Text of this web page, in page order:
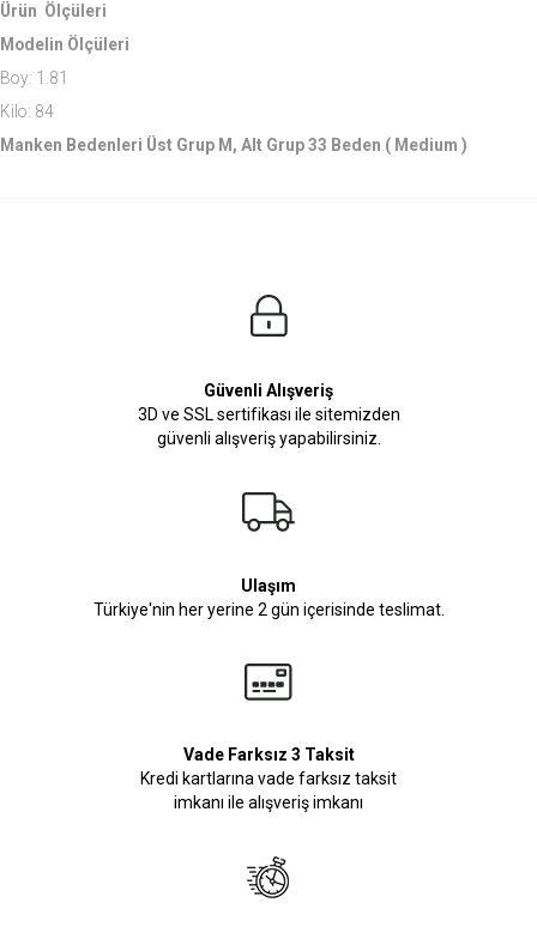
Ürün Ölçüleri
Modelin Ölçüleri
Boy: 1.81
Kilo: 84
Manken Bedenleri Üst Grup M, Alt Grup 33 Beden ( Medium )
Güvenli Alışveriş
3D ve SSL sertifikası ile sitemizden
güvenli alışveriş yapabilirsiniz.
Ulaşım
Türkiye'nin her yerine 2 gün içerisinde teslimat.
Vade Farksız 3 Taksit
Kredi kartlarına vade farksız taksit
imkanı ile alışveriş imkanı